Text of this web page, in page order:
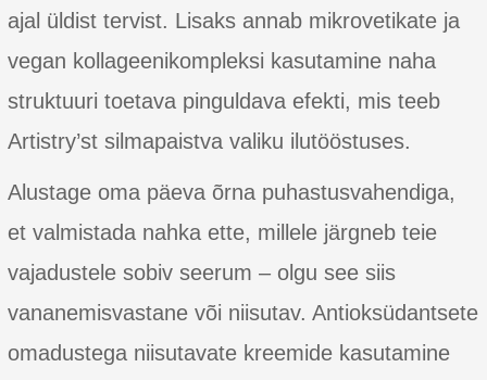
ajal üldist tervist. Lisaks annab mikrovetikate ja
vegan kollageenikompleksi kasutamine naha
struktuuri toetava pinguldava efekti, mis teeb
Artistry’st silmapaistva valiku ilutööstuses.
Alustage oma päeva õrna puhastusvahendiga,
et valmistada nahka ette, millele järgneb teie
vajadustele sobiv seerum – olgu see siis
vananemisvastane või niisutav. Antioksüdantsete
omadustega niisutavate kreemide kasutamine